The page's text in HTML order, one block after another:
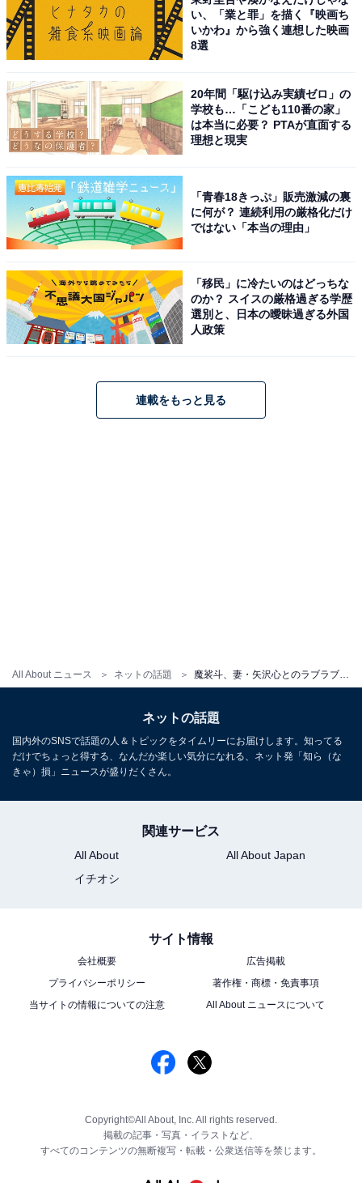
All About ニュース ネットの話題
い、「業と罪」を描く『映画ち
いかわ』から強く連想した映画
8選
20年間「駆け込み実績ゼロ」の
学校も…「こども110番の家」
は本当に必要？ PTAが直面する
理想と現実
「青春18きっぷ」販売激減の裏
に何が？ 連続利用の厳格化だけ
ではない「本当の理由」
「移民」に冷たいのはどっちな
のか？ スイスの厳格過ぎる学歴
選別と、日本の曖昧過ぎる外国
人政策
連載をもっと見る
ネットの話題
国内外のSNSで話題の人＆トピックをタイムリーにお届けします。知ってる
だけでちょっと得する、なんだか楽しい気分になれる、ネット発「知ら（な
きゃ）損」ニュースが盛りだくさん。
関連サービス
All About
All About Japan
イチオシ
サイト情報
会社概要
広告掲載
プライバシーポリシー
著作権・商標・免責事項
当サイトの情報についての注意
All About ニュースについて
Copyright©All About, Inc. All rights reserved.
掲載の記事・写真・イラストなど、
すべてのコンテンツの無断複写・転載・公衆送信等を禁じます。